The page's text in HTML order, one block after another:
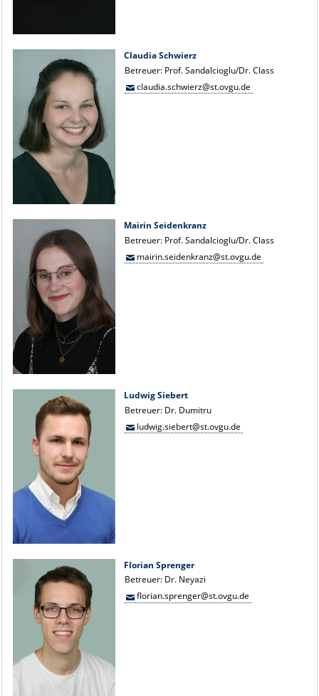
Claudia Schwierz
Betreuer: Prof. Sandalcioglu/Dr. Class
claudia.schwierz@st.ovgu.de
Mairin Seidenkranz
Betreuer: Prof. Sandalcioglu/Dr. Class
mairin.seidenkranz@st.ovgu.de
Ludwig Siebert
Betreuer: Dr. Dumitru
ludwig.siebert@st.ovgu.de
Florian Sprenger
Betreuer: Dr. Neyazi
florian.sprenger@st.ovgu.de